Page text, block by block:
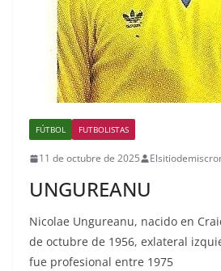
FÚTBOL FUTBOLISTAS
11 de octubre de 2025
UNGUREANU
Nicolae Ungureanu, nacido en
de octubre de 1956, exlateral
fue profesional entre 1975